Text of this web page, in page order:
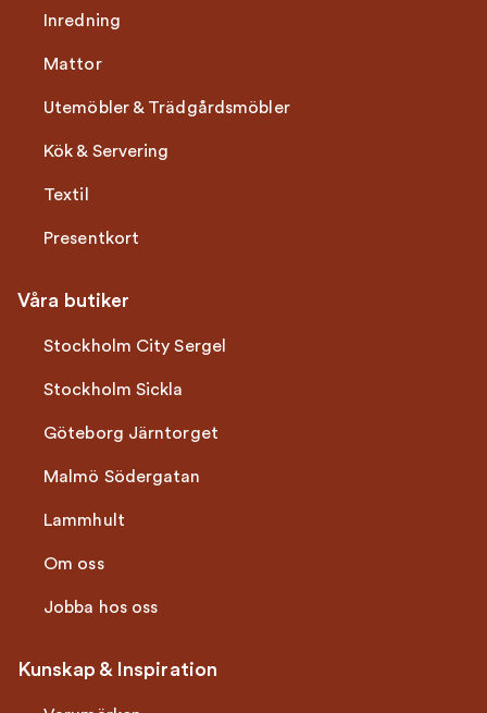
Inredning
Mattor
Utemöbler & Trädgårdsmöbler
Kök & Servering
Textil
Presentkort
Våra butiker
Stockholm City Sergel
Stockholm Sickla
Göteborg Järntorget
Malmö Södergatan
Lammhult
Om oss
Jobba hos oss
Kunskap & Inspiration